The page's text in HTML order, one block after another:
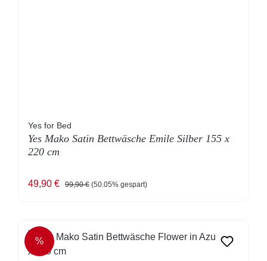
Yes for Bed
Yes Mako Satin Bettwäsche Emile Silber 155 x
220 cm
Verkaufspreis:
49,90 € Regulärer Preis:
99,90 € (50.05% gespart)
RABATT
%